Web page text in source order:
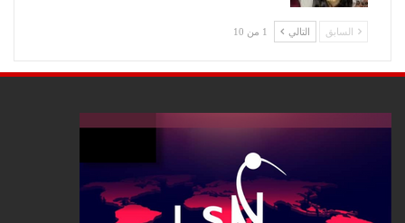
السابق التالي 1 من 10